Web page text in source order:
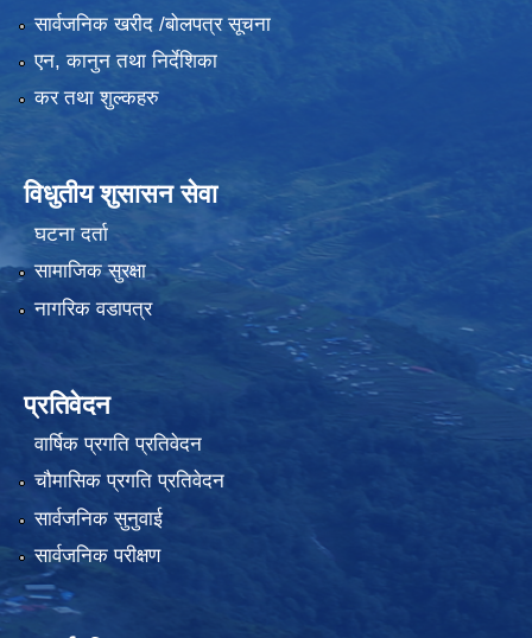
सार्वजनिक खरीद /बोलपत्र सूचना
एन, कानुन तथा निर्देशिका
कर तथा शुल्कहरु
विधुतीय शुसासन सेवा
घटना दर्ता
सामाजिक सुरक्षा
नागरिक वडापत्र
प्रतिवेदन
वार्षिक प्रगति प्रतिवेदन
चौमासिक प्रगति प्रतिवेदन
सार्वजनिक सुनुवाई
सार्वजनिक परीक्षण